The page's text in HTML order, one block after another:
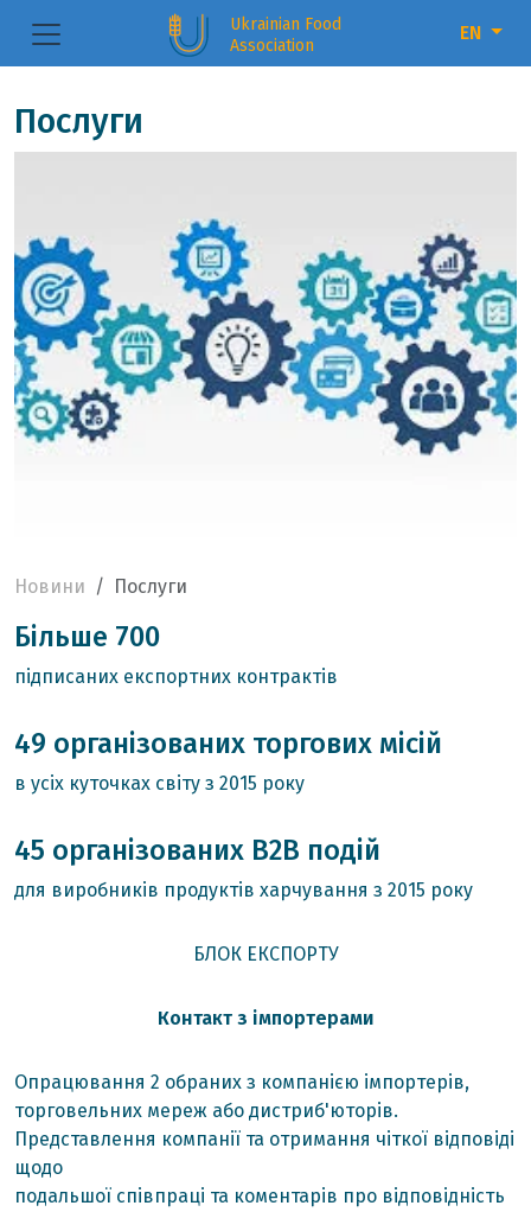
Ukrainian Food
Association
EN
Послуги
Новини Послуги
Більше 700
підписаних експортних контрактів
49 організованих торгових місій
в усіх куточках світу з 2015 року
45 організованих В2В подій
для виробників продуктів харчування з 2015 року
БЛОК ЕКСПОРТУ
Контакт з імпортерами
Опрацювання 2 обраних з компанією імпортерів,
торговельних мереж або дистриб'юторів.
Представлення компанії та отримання чіткої відповіді
щодо
подальшої співпраці та коментарів про відповідність